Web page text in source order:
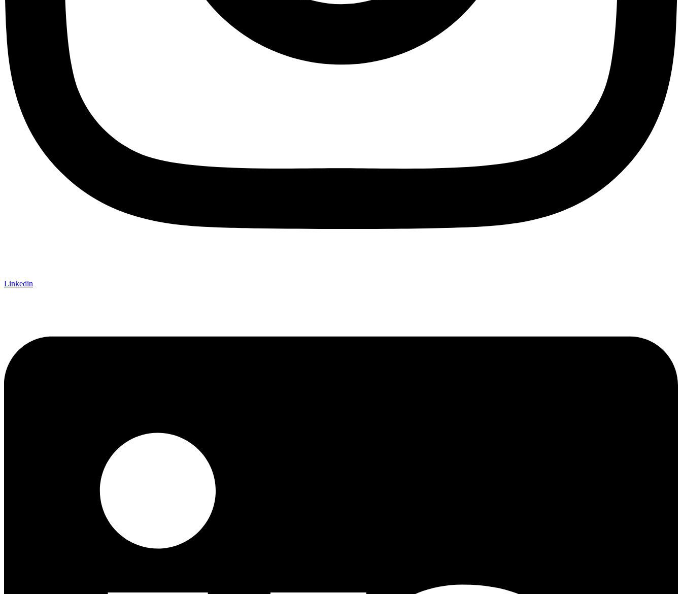
Linkedin